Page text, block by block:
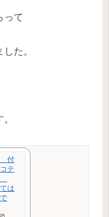
って
た。
付
テ
は